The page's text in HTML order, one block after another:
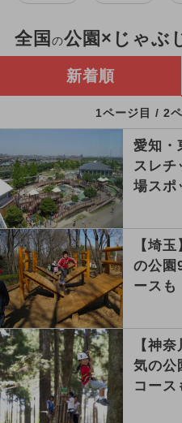
全国 の公園×じゃぶ
新着順
1ページ目 / 2
愛知・
スレチ
場スポ
【埼
の公
ースも
【神
気の
コース